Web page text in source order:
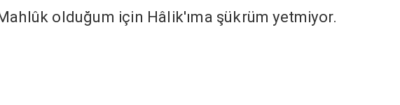
olduğum için Hâlik'ıma şükrüm yetmiyor.